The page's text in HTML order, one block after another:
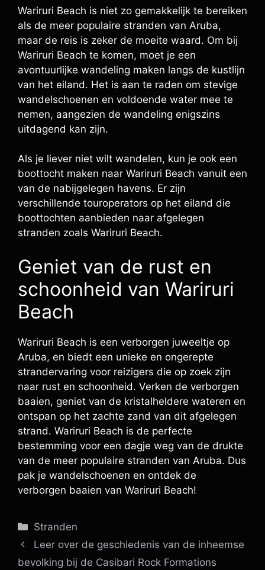
Wariruri Beach is niet zo gemakkelijk te bereiken
als de meer populaire stranden van Aruba,
maar de reis is zeker de moeite waard. Om bij
Wariruri Beach te komen, moet je een
avontuurlijke wandeling maken langs de kustlijn
van het eiland. Het is aan te raden om stevige
wandelschoenen en voldoende water mee te
nemen, aangezien de wandeling enigszins
uitdagend kan zijn.
Als je liever niet wilt wandelen, kun je ook een
boottocht maken naar Wariruri Beach vanuit een
van de nabijgelegen havens. Er zijn
verschillende touroperators op het eiland die
boottochten aanbieden naar afgelegen
stranden zoals Wariruri Beach.
Geniet van de rust en
schoonheid van Wariruri
Beach
Wariruri Beach is een verborgen juweeltje op
Aruba, en biedt een unieke en ongerepte
strandervaring voor reizigers die op zoek zijn
naar rust en schoonheid. Verken de verborgen
baaien, geniet van de kristalheldere wateren en
ontspan op het zachte zand van dit afgelegen
strand. Wariruri Beach is de perfecte
bestemming voor een dagje weg van de drukte
van de meer populaire stranden van Aruba. Dus
pak je wandelschoenen en ontdek de
verborgen baaien van Wariruri Beach!
Categorieën
Stranden
Leer over de geschiedenis van de inheemse
bevolking bij de Casibari Rock Formations